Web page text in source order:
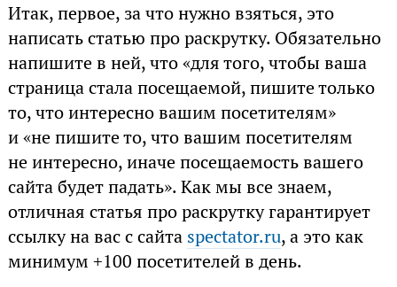
Итак, первое, за что нужно взяться, это
написать статью про раскрутку. Обязательно
напишите в ней, что «для того, чтобы ваша
страница стала посещаемой, пишите только
то, что интересно вашим посетителям»
и «не пишите то, что вашим посетителям
не интересно, иначе посещаемость вашего
сайта будет падать». Как мы все знаем,
отличная статья про раскрутку гарантирует
ссылку на вас с сайта spectator.ru, а это как
минимум +100 посетителей в день.